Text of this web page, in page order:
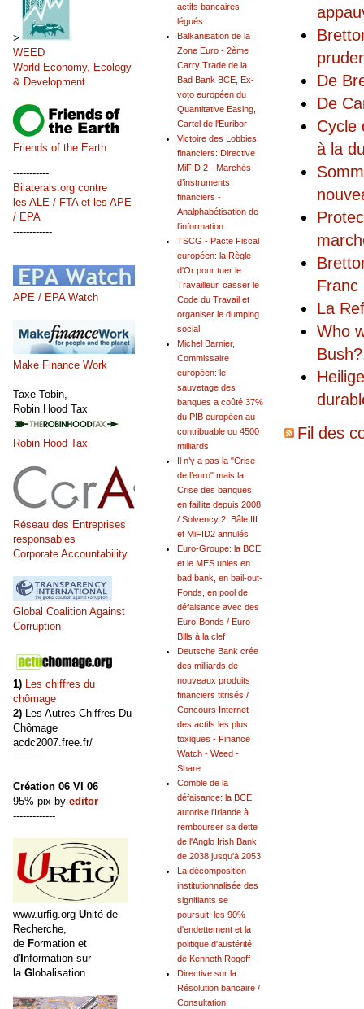
De
De
Cycle
à la
Franc
La
Who
Bush?
Fil des
actifs bancaires
légués
Balkanisation de la
Zone Euro - 2ème
Carry Trade de la
Bad Bank BCE, Ex-
voto européen du
Quantitative Easing,
Cartel de l'Euribor
Victoire des Lobbies
financiers: Directive
MiFID 2 - Marchés
d’instruments
financiers -
Analphabétisation de
l'information
TSCG - Pacte Fiscal
européen: la Règle
d'Or pour tuer le
Travailleur, casser le
Code du Travail et
organiser le dumping
social
Michel Barnier,
Commissaire
européen: le
sauvetage des
banques a coûté 37%
du PIB européen au
contribuable ou 4500
milliards
Il n’y a pas la "Crise
de l’euro" mais la
Crise des banques
en faillite depuis 2008
/ Solvency 2, Bâle III
et MiFID2 annulés
Euro-Groupe: la BCE
et le MES unies en
bad bank, en bail-out-
Fonds, en pool de
défaisance avec des
Euro-Bonds / Euro-
Bills à la clef
Deutsche Bank crée
des milliards de
nouveaux produits
financiers titrisés /
Concours Internet
des actifs les plus
toxiques - Finance
Watch - Weed -
Share
Comble de la
défaisance: la BCE
autorise l'Irlande à
rembourser sa dette
de l'Anglo Irish Bank
de 2038 jusqu'à 2053
La décomposition
institutionnalisée des
signifiants se
poursuit: les 90%
d'endettement et la
politique d'austérité
de Kenneth Rogoff
Directive sur la
Résolution bancaire /
Consultation
>
WEED
World Economy, Ecology
& Development
Friends of the Earth
-----------
Bilaterals.org contre
les ALE / FTA et les APE
/ EPA
------------
APE / EPA Watch
Make Finance Work
Taxe Tobin,
Robin Hood Tax
Robin Hood Tax
Réseau des Entreprises
responsables
Corporate Accountability
Global Coalition Against
Corruption
1) Les chiffres du
chômage
2) Les Autres Chiffres Du
Chômage
acdc2007.free.fr/
---------
Création 06 VI 06
95% pix by editor
-------------
www.urfig.org Unité de
Recherche,
de Formation et
d'Information sur
la Globalisation